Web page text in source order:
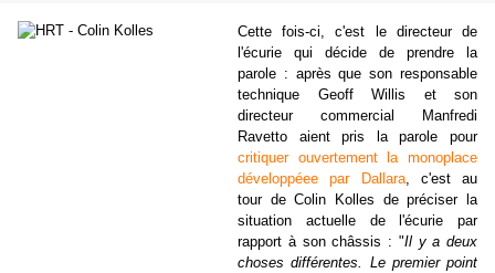
Cette fois-ci, c'est le directeur de
l'écurie qui décide de prendre la
parole : après que son responsable
technique Geoff Willis et son
directeur commercial Manfredi
Ravetto aient pris la parole pour
critiquer ouvertement la monoplace
développéee par Dallara, c'est au
tour de Colin Kolles de préciser la
situation actuelle de l'écurie par
rapport à son châssis : "Il y a deux
choses différentes. Le premier point